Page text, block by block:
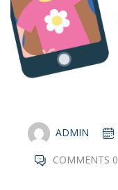
ADMIN
COMMENTS 0